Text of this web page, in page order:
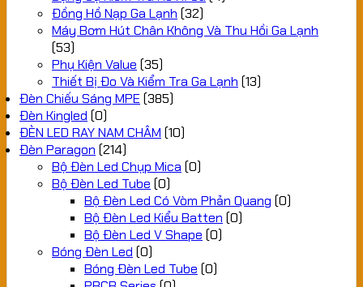
Đồng Hồ Nạp Ga Lạnh (32)
Máy Bơm Hút Chân Không Và Thu Hồi Ga Lạnh
(53)
Phụ Kiện Value (35)
Thiết Bị Đo Và Kiểm Tra Ga Lạnh (13)
Đèn Chiếu Sáng MPE (385)
Đèn Kingled (0)
ĐÈN LED RAY NAM CHÂM (10)
Đèn Paragon (214)
Bộ Đèn Led Chụp Mica (0)
Bộ Đèn Led Tube (0)
Bộ Đèn Led Có Vòm Phản Quang (0)
Bộ Đèn Led Kiểu Batten (0)
Bộ Đèn Led V Shape (0)
Bóng Đèn Led (0)
Bóng Đèn Led Tube (0)